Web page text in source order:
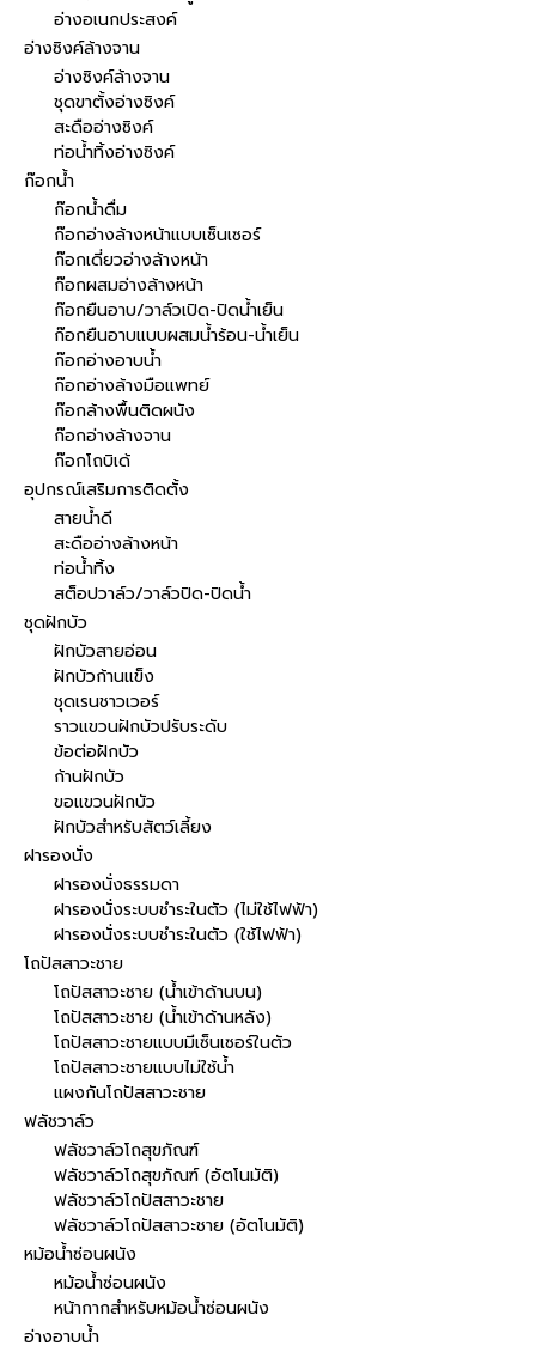
อ่างอเนกประสงค์
อ่างซิงค์ล้างจาน
อ่างซิงค์ล้างจาน
ชุดขาตั้งอ่างซิงค์
สะดืออ่างซิงค์
ท่อน้ำทิ้งอ่างซิงค์
ก๊อกน้ำ
ก๊อกน้ำดื่ม
ก๊อกอ่างล้างหน้าแบบเซ็นเซอร์
ก๊อกเดี่ยวอ่างล้างหน้า
ก๊อกผสมอ่างล้างหน้า
ก๊อกยืนอาบ/วาล์วเปิด-ปิดน้ำเย็น
ก๊อกยืนอาบแบบผสมน้ำร้อน-น้ำเย็น
ก๊อกอ่างอาบน้ำ
ก๊อกอ่างล้างมือแพทย์
ก๊อกล้างพื้นติดผนัง
ก๊อกอ่างล้างจาน
ก๊อกโถบิเด้
อุปกรณ์เสริมการติดตั้ง
สายน้ำดี
สะดืออ่างล้างหน้า
ท่อน้ำทิ้ง
สต็อปวาล์ว/วาล์วปิด-ปิดน้ำ
ชุดฝักบัว
ฝักบัวสายอ่อน
ฝักบัวก้านแข็ง
ชุดเรนชาวเวอร์
ราวแขวนฝักบัวปรับระดับ
ข้อต่อฝักบัว
ก้านฝักบัว
ขอแขวนฝักบัว
ฝักบัวสำหรับสัตว์เลี้ยง
ฝารองนั่ง
ฝารองนั่งธรรมดา
ฝารองนั่งระบบชำระในตัว (ไม่ใช้ไฟฟ้า)
ฝารองนั่งระบบชำระในตัว (ใช้ไฟฟ้า)
โถปัสสาวะชาย
โถปัสสาวะชาย (น้ำเข้าด้านบน)
โถปัสสาวะชาย (น้ำเข้าด้านหลัง)
โถปัสสาวะชายแบบมีเซ็นเซอร์ในตัว
โถปัสสาวะชายแบบไม่ใช้น้ำ
แผงกันโถปัสสาวะชาย
ฟลัชวาล์ว
ฟลัชวาล์วโถสุขภัณฑ์
ฟลัชวาล์วโถสุขภัณฑ์ (อัตโนมัติ)
ฟลัชวาล์วโถปัสสาวะชาย
ฟลัชวาล์วโถปัสสาวะชาย (อัตโนมัติ)
หม้อน้ำซ่อนผนัง
หม้อน้ำซ่อนผนัง
หน้ากากสำหรับหม้อน้ำซ่อนผนัง
อ่างอาบน้ำ